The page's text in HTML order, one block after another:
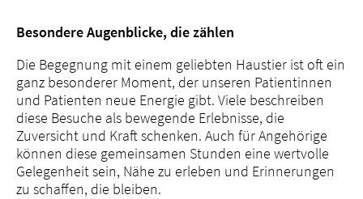
Besondere Augenblicke, die zählen
Die Begegnung mit einem geliebten Haustier ist oft ein
ganz besonderer Moment, der unseren Patientinnen
und Patienten neue Energie gibt. Viele beschreiben
diese Besuche als bewegende Erlebnisse, die
Zuversicht und Kraft schenken. Auch für Angehörige
können diese gemeinsamen Stunden eine wertvolle
Gelegenheit sein, Nähe zu erleben und Erinnerungen
zu schaffen, die bleiben.